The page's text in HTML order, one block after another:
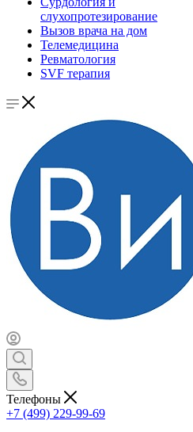
слухопротезирование
Вызов врача на дом
Телемедицина
Ревматология
SVF терапия
Телефоны
+7 (499) 229-99-69